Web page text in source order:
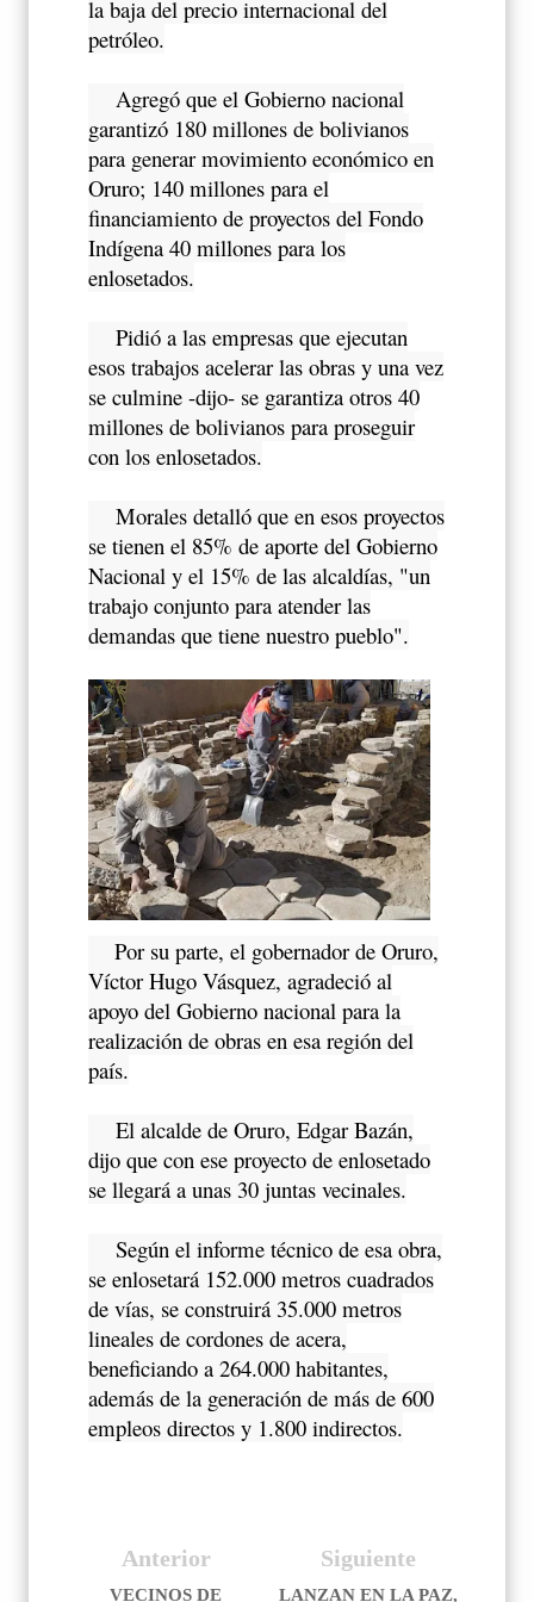
la baja del precio internacional del
petróleo.
Agregó que el Gobierno nacional
garantizó 180 millones de bolivianos
para generar movimiento económico en
Oruro; 140 millones para el
financiamiento de proyectos del Fondo
Indígena 40 millones para los
enlosetados.
Pidió a las empresas que ejecutan
esos trabajos acelerar las obras y una vez
se culmine -dijo- se garantiza otros 40
millones de bolivianos para proseguir
con los enlosetados.
Morales detalló que en esos proyectos
se tienen el 85% de aporte del Gobierno
Nacional y el 15% de las alcaldías, "un
trabajo conjunto para atender las
demandas que tiene nuestro pueblo".
Por su parte, el gobernador de Oruro,
Víctor Hugo Vásquez, agradeció al
apoyo del Gobierno nacional para la
realización de obras en esa región del
país.
El alcalde de Oruro, Edgar Bazán,
dijo que con ese proyecto de enlosetado
se llegará a unas 30 juntas vecinales.
Según el informe técnico de esa obra,
se enlosetará 152.000 metros cuadrados
de vías, se construirá 35.000 metros
lineales de cordones de acera,
beneficiando a 264.000 habitantes,
además de la generación de más de 600
empleos directos y 1.800 indirectos.
Siguiente
LANZAN EN LA PAZ,
Anterior
VECINOS DE